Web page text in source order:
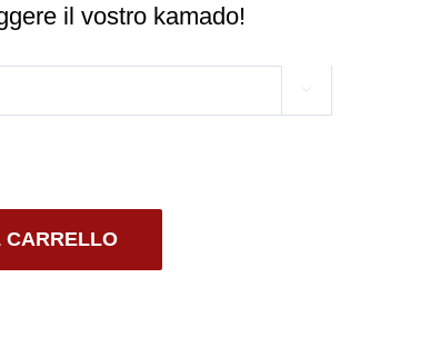
il vostro kamado!

CARRELLO